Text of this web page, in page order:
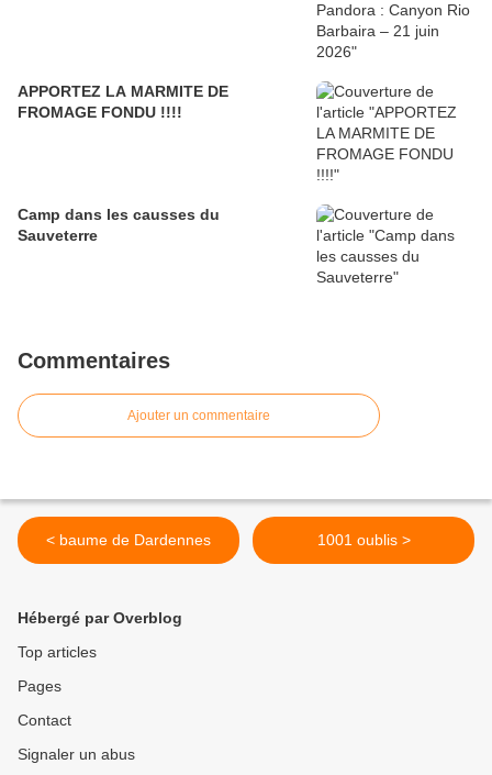
APPORTEZ LA MARMITE DE
FROMAGE FONDU !!!!
Camp dans les causses du
Sauveterre
Commentaires
Ajouter un commentaire
< baume de Dardennes 1001 oublis >
Hébergé par Overblog
Top articles
Pages
Contact
Signaler un abus